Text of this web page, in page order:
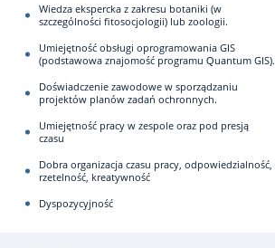
Wiedza ekspercka z zakresu botaniki (w
szczególności fitosocjologii) lub zoologii.
Umiejętność obsługi oprogramowania GIS
(podstawowa znajomość programu Quantum GIS).
Doświadczenie zawodowe w sporządzaniu
projektów planów zadań ochronnych.
Umiejętność pracy w zespole oraz pod presją
czasu
Dobra organizacja czasu pracy, odpowiedzialność,
rzetelność, kreatywność
Dyspozycyjność